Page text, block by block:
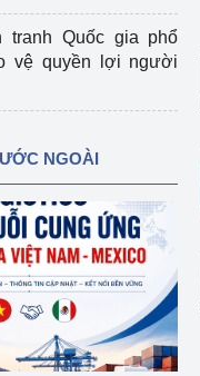
tranh Quốc gia phổ
vệ quyền lợi người
NGOÀI